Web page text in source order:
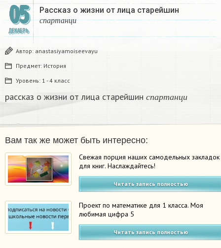
05
ДЕКАБРЬ
Рассказ о жизни от лица старейшин
с п а р т а н ц и
спартанц и
Автор: anastasiyamoiseevayu
Предмет: История
Уровень: 1 - 4 класс
рассказ о жизни от лица старейшин с п а р т а н ц и
Вам так же может быть интересно:
Свежая порция наших самодельных закладок
для книг. Наслаждайтесь!
Читать запись полностью
Проект по математике для 1 класса. Моя
любимая цифра 5
Читать запись полностью